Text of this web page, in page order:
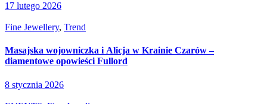
17 lutego 2026
Fine Jewellery, Trend
Masajska wojowniczka i Alicja w Krainie Czarów –
diamentowe opowieści Fullord
8 stycznia 2026